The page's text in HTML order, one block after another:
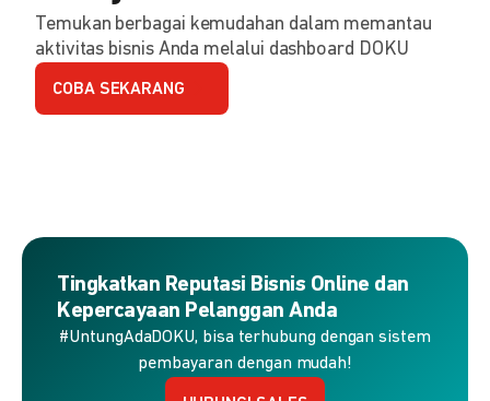
Temukan berbagai kemudahan dalam memantau
aktivitas bisnis Anda melalui dashboard DOKU
COBA SEKARANG
Tingkatkan Reputasi Bisnis Online dan
Kepercayaan Pelanggan Anda
#UntungAdaDOKU, bisa terhubung dengan sistem
pembayaran dengan mudah!